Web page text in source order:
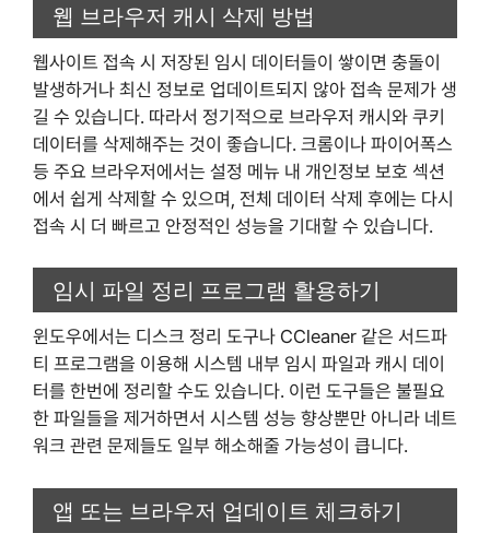
웹 브라우저 캐시 삭제 방법
웹사이트 접속 시 저장된 임시 데이터들이 쌓이면 충돌이
발생하거나 최신 정보로 업데이트되지 않아 접속 문제가 생
길 수 있습니다. 따라서 정기적으로 브라우저 캐시와 쿠키
데이터를 삭제해주는 것이 좋습니다. 크롬이나 파이어폭스
등 주요 브라우저에서는 설정 메뉴 내 개인정보 보호 섹션
에서 쉽게 삭제할 수 있으며, 전체 데이터 삭제 후에는 다시
접속 시 더 빠르고 안정적인 성능을 기대할 수 있습니다.
임시 파일 정리 프로그램 활용하기
윈도우에서는 디스크 정리 도구나 CCleaner 같은 서드파
티 프로그램을 이용해 시스템 내부 임시 파일과 캐시 데이
터를 한번에 정리할 수도 있습니다. 이런 도구들은 불필요
한 파일들을 제거하면서 시스템 성능 향상뿐만 아니라 네트
워크 관련 문제들도 일부 해소해줄 가능성이 큽니다.
앱 또는 브라우저 업데이트 체크하기